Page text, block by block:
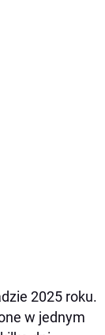
2025 roku.
w jednym